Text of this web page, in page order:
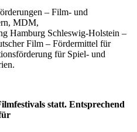
– Film- und
MDM,
Hamburg Schleswig-Holstein –
Film – Fördermittel für
für Spiel- und
statt. Entsprechend